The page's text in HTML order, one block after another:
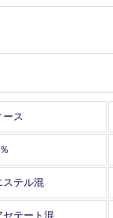
ース
ステル混
セテート混